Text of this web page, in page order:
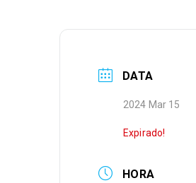
DATA
2024 Mar 15
Expirado!
HORA